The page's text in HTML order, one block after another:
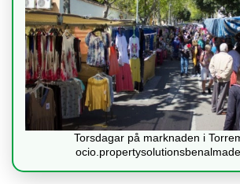
Torsdagar på marknaden i